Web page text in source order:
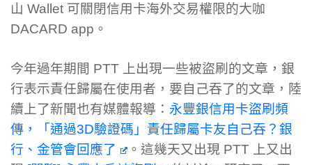
山 Wallet 可關閉信用卡海外交易權限的大咖
DACARD app。
今年過年期間 PTT 上出現一些被盜刷的文章，銀
行表示責任歸屬在使用者，要自己吞了的文章，陸
續上了新聞也有媒體報導： 永豐銀信用卡盜刷頻
傳，「通過3D驗證碼」責任歸屬卡友自己吞？銀
行、金管會回應了
。這幾天又出現 PTT 上又出